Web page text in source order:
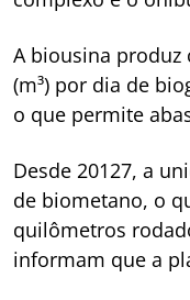
A biousina produz
(m³) por dia de
o que permite
Desde 20127, a
de biometano, o
quilômetros
informam que a